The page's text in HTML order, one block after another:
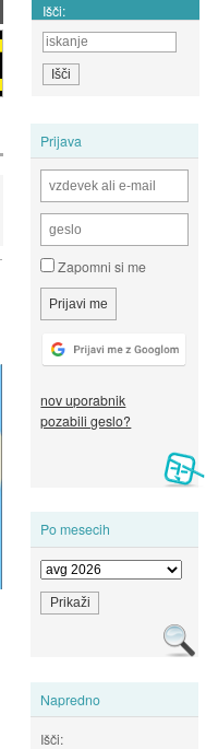
Išči:
Prijava
Zapomni si me
nov uporabnik
pozabili geslo?
Po mesecih
Napredno
Išči: